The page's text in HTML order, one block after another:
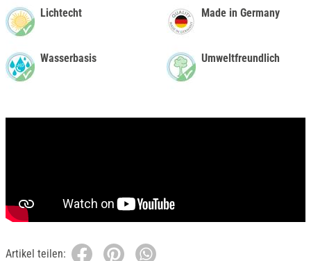
Lichtecht
Wasserbasis
Made in Germany
Umweltfreundlich
Artikel teilen: